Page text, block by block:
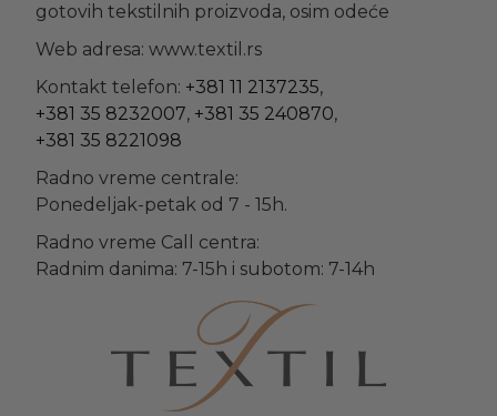
gotovih tekstilnih proizvoda, osim odeće
Web adresa: www.textil.rs
Kontakt telefon: +381 11 2137235,
+381 35 8232007, +381 35 240870,
+381 35 8221098
Radno vreme centrale:
Ponedeljak-petak od 7 - 15h.
Radno vreme Call centra:
Radnim danima: 7-15h i subotom: 7-14h